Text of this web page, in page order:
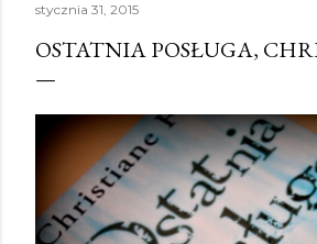
stycznia 31, 2015
OSTATNIA POSŁUGA,